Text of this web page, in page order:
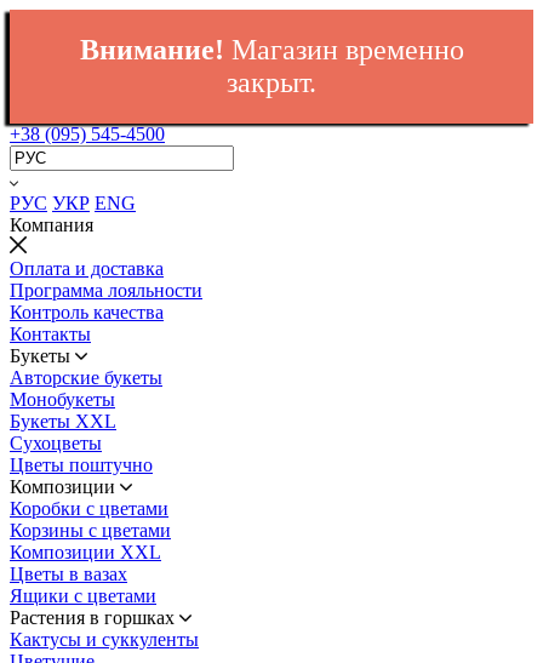
Внимание! Магазин временно
закрыт.
+38 (095) 545-4500
РУС УКР ENG
Компания
Оплата и доставка
Программа лояльности
Контроль качества
Контакты
Букеты
Авторские букеты
Монобукеты
Букеты XXL
Сухоцветы
Цветы поштучно
Композиции
Коробки с цветами
Корзины с цветами
Композиции XXL
Цветы в вазах
Ящики с цветами
Растения в горшках
Кактусы и суккуленты